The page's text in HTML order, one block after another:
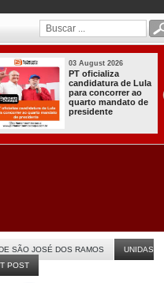
31 July 2026
A CARRETA DO
AGORA TEM
ESPECIALISTAS
CHEGOU À
ITABAIANA
SÃO JOSÉ DOS RAMOS
UNIDAS
POST